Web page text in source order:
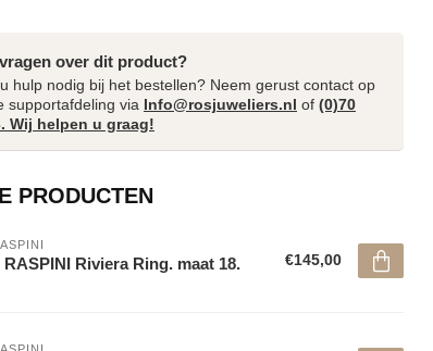
over dit product?
hulp nodig bij het bestellen? Neem gerust contact op
supportafdeling via Info@rosjuweliers.nl of (0)70
Wij helpen u graag!
PRODUCTEN
RASPINI Riviera Ring. maat 18.
€145,00